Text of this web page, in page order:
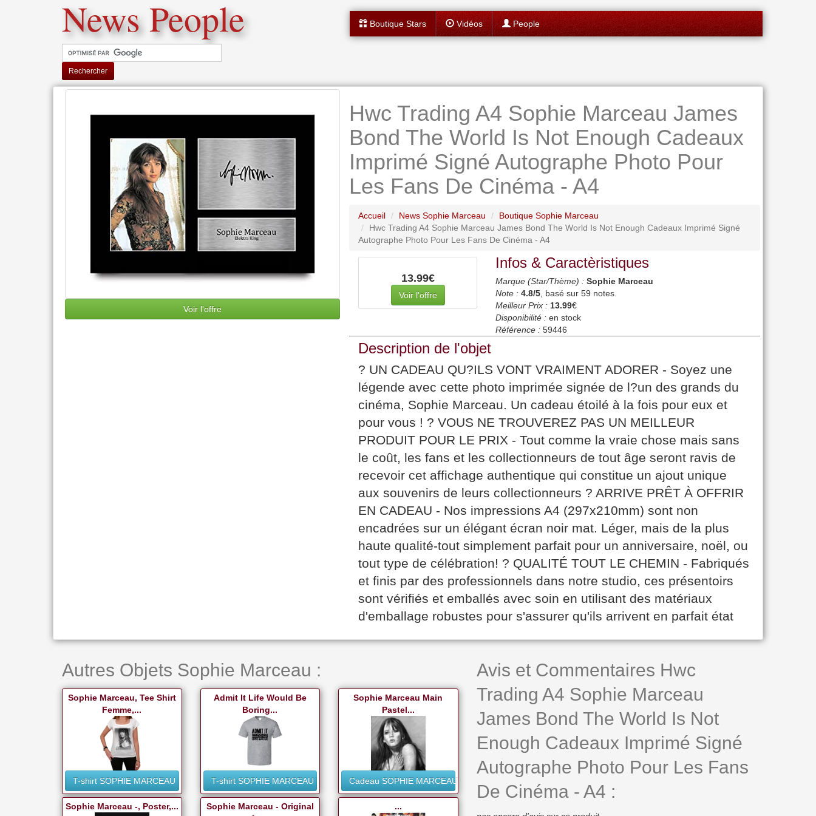
News People
Rechercher
Boutique Stars Vidéos People
Voir l'offre
Hwc Trading A4 Sophie Marceau James
Bond The World Is Not Enough Cadeaux
Imprimé Signé Autographe Photo Pour
Les Fans De Cinéma - A4
Accueil News Sophie Marceau
Boutique Sophie Marceau
Hwc Trading A4 Sophie Marceau James Bond The World Is Not Enough Cadeaux Imprimé Signé
Autographe Photo Pour Les Fans De Cinéma - A4
13.99€
Voir l'offre
Infos & Caractèristiques
Marque (Star/Thème) : Sophie Marceau
Note : 4.8/5, basé sur 59 notes.
Meilleur Prix : 13.99€
Disponibilité : en stock
Référence : 59446
Description de l'objet
? UN CADEAU QU?ILS VONT VRAIMENT ADORER - Soyez une
légende avec cette photo imprimée signée de l?un des grands du
cinéma, Sophie Marceau. Un cadeau étoilé à la fois pour eux et
pour vous ! ? VOUS NE TROUVEREZ PAS UN MEILLEUR
PRODUIT POUR LE PRIX - Tout comme la vraie chose mais sans
le coût, les fans et les collectionneurs de tout âge seront ravis de
recevoir cet affichage authentique qui constitue un ajout unique
aux souvenirs de leurs collectionneurs ? ARRIVE PRÊT À OFFRIR
EN CADEAU - Nos impressions A4 (297x210mm) sont non
encadrées sur un élégant écran noir mat. Léger, mais de la plus
haute qualité-tout simplement parfait pour un anniversaire, noël, ou
tout type de célébration! ? QUALITÉ TOUT LE CHEMIN - Fabriqués
et finis par des professionnels dans notre studio, ces présentoirs
sont vérifiés et emballés avec soin en utilisant des matériaux
d'emballage robustes pour s'assurer qu'ils arrivent en parfait état
Autres Objets Sophie Marceau :
Sophie Marceau, Tee Shirt
Femme,...
T-shirt SOPHIE MARCEAU
Admit It Life Would Be
Boring...
T-shirt SOPHIE MARCEAU
Sophie Marceau Main
Pastel...
Cadeau SOPHIE MARCEAU
Sophie Marceau -, Poster,...
Sophie Marceau - Original
...
Avis et Commentaires Hwc
Trading A4 Sophie Marceau
James Bond The World Is Not
Enough Cadeaux Imprimé Signé
Autographe Photo Pour Les Fans
De Cinéma - A4 :